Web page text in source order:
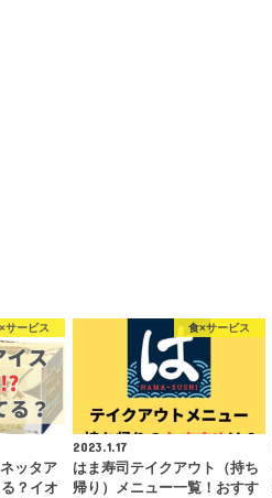
サービス
ッタア
？イオ
食×サービス
2023.1.17
はま寿司テイクアウト（持ち
帰り）メニュー一覧！おすす